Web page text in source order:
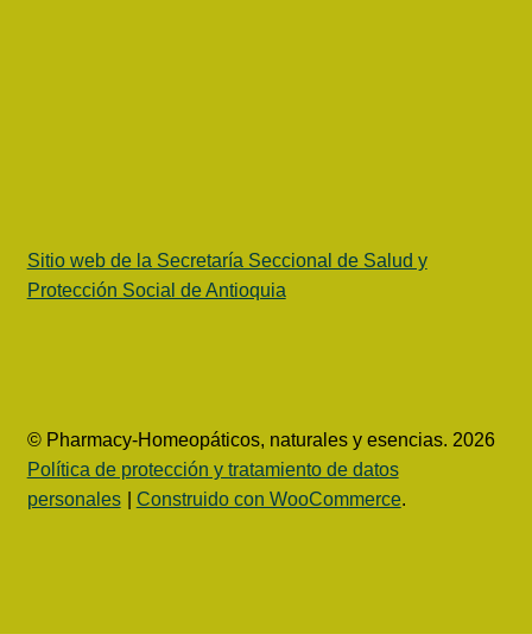
Sitio web de la Secretaría Seccional de Salud y
Protección Social de Antioquia
© Pharmacy-Homeopáticos, naturales y esencias. 2026
Política de protección y tratamiento de datos
personales
Construido con WooCommerce.